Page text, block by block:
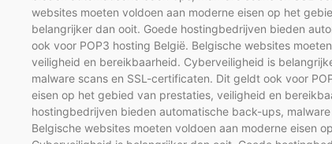
websites moeten voldoen aan moderne eisen op het
belangrijker dan ooit. Goede hostingbedrijven bieden
ook voor POP3 hosting België. Belgische websites
veiligheid en bereikbaarheid. Cyberveiligheid is
malware scans en SSL-certificaten. Dit geldt ook voor
eisen op het gebied van prestaties, veiligheid en
hostingbedrijven bieden automatische back-ups,
Belgische websites moeten voldoen aan moderne eisen